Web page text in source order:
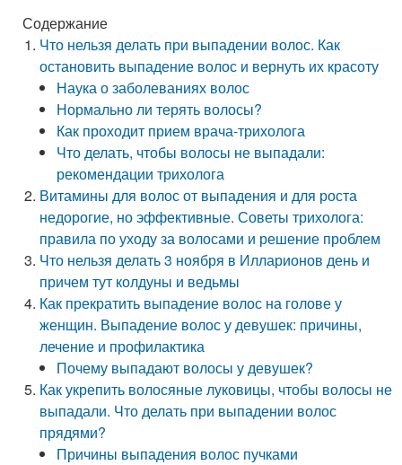
Содержание
Что нельзя делать при выпадении волос. Как
остановить выпадение волос и вернуть их красоту
Наука о заболеваниях волос
Нормально ли терять волосы?
Как проходит прием врача-трихолога
Что делать, чтобы волосы не выпадали:
рекомендации трихолога
Витамины для волос от выпадения и для роста
недорогие, но эффективные. Советы трихолога:
правила по уходу за волосами и решение проблем
Что нельзя делать 3 ноября в Илларионов день и
причем тут колдуны и ведьмы
Как прекратить выпадение волос на голове у
женщин. Выпадение волос у девушек: причины,
лечение и профилактика
Почему выпадают волосы у девушек?
Как укрепить волосяные луковицы, чтобы волосы не
выпадали. Что делать при выпадении волос
прядями?
Причины выпадения волос пучками